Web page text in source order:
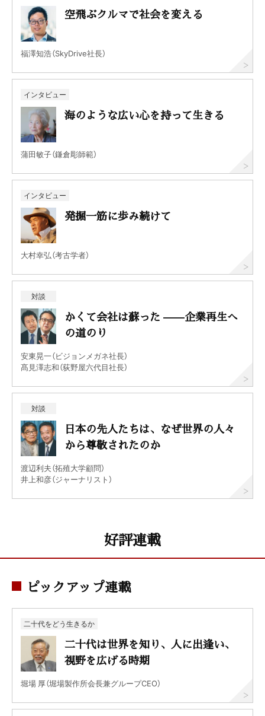
空飛ぶクルマで社会を変える
福澤知浩（SkyDrive社長）
インタビュー
海のような広い心を持って生きる
蒲田敏子（鎌倉彫師範）
インタビュー
発掘一筋に歩み続けて
大村幸弘（考古学者）
対談
かくて会社は蘇った ——企業再生へ
の道のり
安東晃一（ビジョンメガネ社長）
髙見澤志和（荻野屋六代目社長）
対談
日本の先人たちは、なぜ世界の人々
から尊敬されたのか
渡辺利夫（拓殖大学顧問）
井上和彦（ジャーナリスト）
好評連載
ピックアップ連載
二十代をどう生きるか
二十代は世界を知り、人に出逢い、
視野を広げる時期
堀場 厚（堀場製作所会長兼グループCEO）